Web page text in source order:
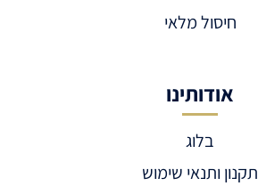
חיסול מלאי
אודותינו
בלוג
תקנון ותנאי שימוש